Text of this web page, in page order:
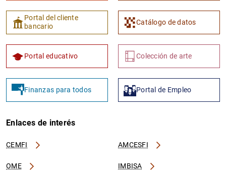
Portal del cliente
bancario
Catálogo de datos
Portal educativo Colección de arte
Finanzas para todos Portal de Empleo
Enlaces de interés
CEMFI AMCESFI
OME IMBISA